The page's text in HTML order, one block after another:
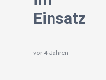
Einsatz
vor 4 Jahren